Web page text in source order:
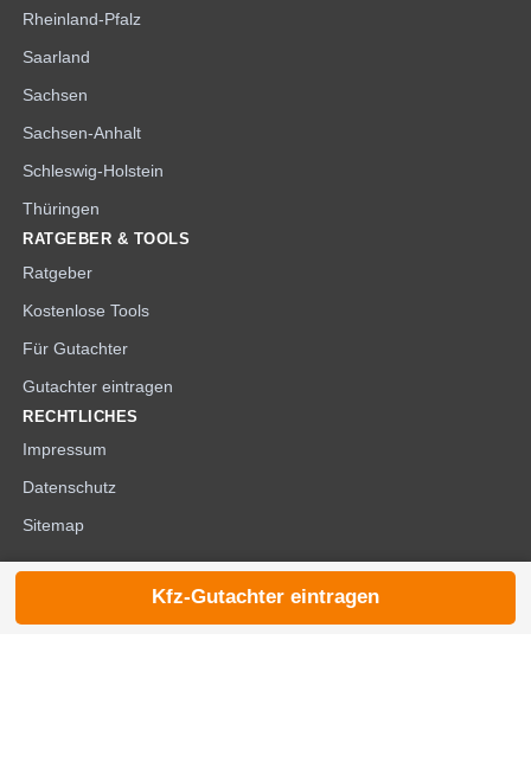
Rheinland-Pfalz
Saarland
Sachsen
Sachsen-Anhalt
Schleswig-Holstein
Thüringen
RATGEBER & TOOLS
Ratgeber
Kostenlose Tools
Für Gutachter
Gutachter eintragen
RECHTLICHES
Impressum
Datenschutz
Sitemap
© 2026 die-kfzgutachter.de
Kfz-Gutachter eintragen